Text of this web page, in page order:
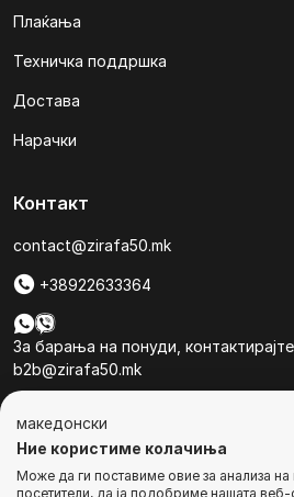
Плаќања
Техничка поддршка
Достава
Нарачки
Контакт
contact@zirafa50.mk
+38922633364
За барања на понуди,
b2b@zirafa50.mk
македонски
Ние користиме колачиња
Може да ги поставиме овие за анализа на
посетители, да ја подобриме нашата